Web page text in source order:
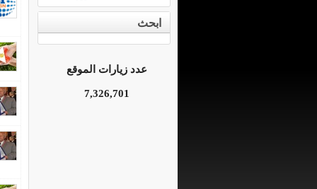
ابحث
عدد زيارات الموقع
7,326,701